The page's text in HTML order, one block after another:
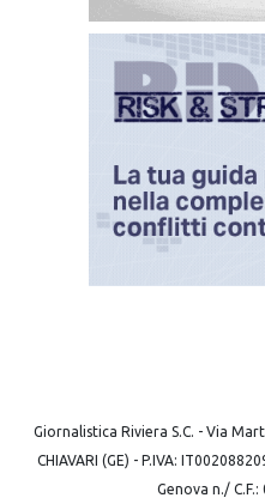
Giornalistica Riviera S.C. - Via
CHIAVARI (GE) - P.IVA:
Genova n./